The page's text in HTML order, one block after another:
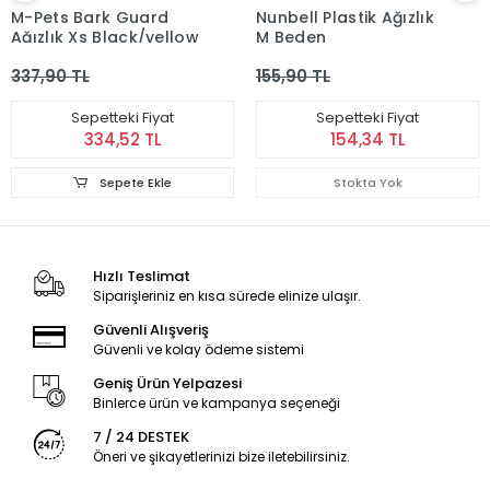
M-Pets Bark Guard
Ağızlık Xs Black/yellow
337,90 TL
Sepetteki Fiyat
334,52 TL
Sepete Ekle
Nunbell Plastik Ağızlık
M Beden
155,90 TL
Sepetteki Fiyat
154,34 TL
Stokta Yok
Hızlı Teslimat
Siparişleriniz en kısa sürede elinize ulaşır.
Güvenli Alışveriş
Güvenli ve kolay ödeme sistemi
Geniş Ürün Yelpazesi
Binlerce ürün ve kampanya seçeneği
7 / 24 DESTEK
Öneri ve şikayetlerinizi bize iletebilirsiniz.